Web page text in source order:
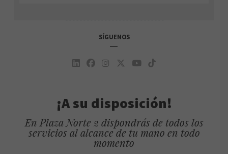
SÍGUENOS
¡A su disposición!
En Plaza Norte 2 dispondrás de todos los
servicios al alcance de tu mano en todo
momento